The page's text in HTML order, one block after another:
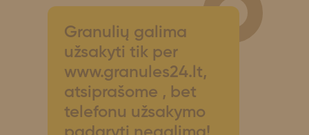
Granulių galima
užsakyti tik per
www.granules24.lt,
atsiprašome , bet
telefonu užsakymo